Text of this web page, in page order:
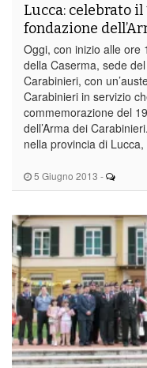
5 Giugno 2013 -
Lucca: celebrato
fondazione
Oggi, con inizio alle ore
della Caserma, sede
Carabinieri, con
Carabinieri in servizio
commemorazione del
dell’Arma dei
nella provincia di